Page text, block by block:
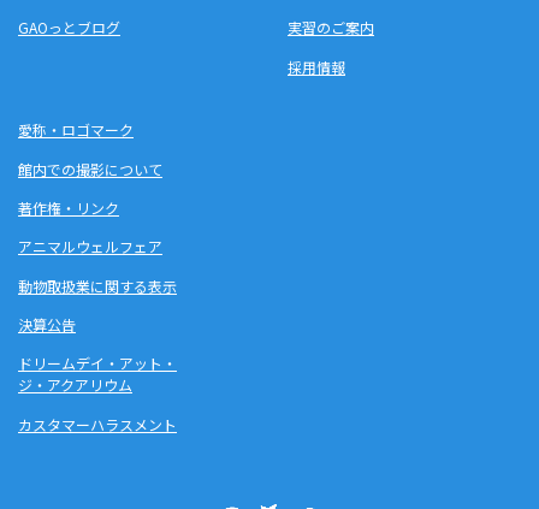
GAOっとブログ
実習のご案内
採用情報
愛称・ロゴマーク
館内での撮影について
著作権・リンク
アニマルウェルフェア
動物取扱業に関する表示
決算公告
ドリームデイ・アット・
ジ・アクアリウム
カスタマーハラスメント